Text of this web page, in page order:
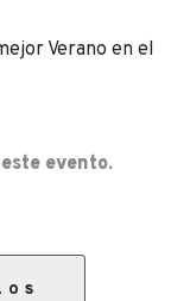
Verano en el
evento.